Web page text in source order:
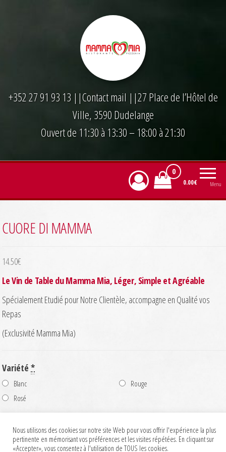
+352 27 91 93 13 ||Contact mail ||27 Place de l’Hôtel de
Ville, 3590 Dudelange
Ouvert de 11:30 à 13:30 – 18:00 à 21:30
Menu
0
0.00€
CUORE DI MAMMA
14.50€
Le Vin de Table du Mamma Mia, Léger, Simple et Agréable
Spécialement Etudié pour Notre Clientèle, accompagne en Qualité vos
Repas
(Exclusivité Mamma Mia)
Variété *
Blanc
Rosé
Rouge
de
Cuore
Ajouter au panier
Nous utilisons des cookies sur notre site Web pour vous offrir l'expérience la plus
pertinente en mémorisant vos préférences et les visites répétées. En cliquant sur
«Accepter», vous consentez à l'utilisation de TOUS les cookies.